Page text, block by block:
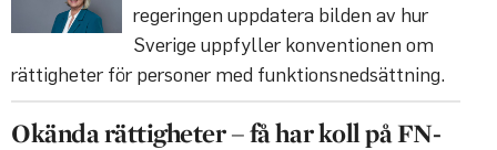
regeringen uppdatera bilden av hur
Sverige uppfyller konventionen om
rättigheter för personer med funktionsnedsättning.
Okända rättigheter – få har koll på FN-